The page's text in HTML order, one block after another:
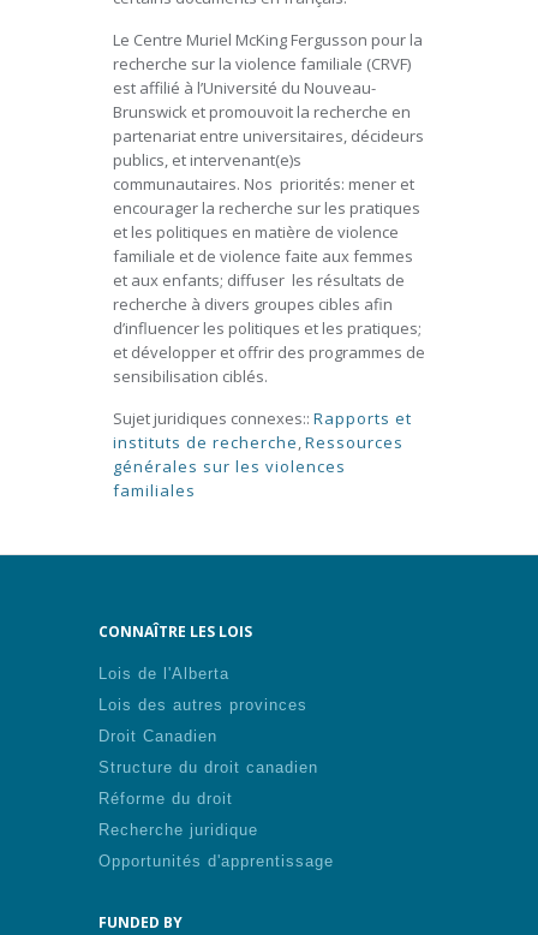
Le Centre Muriel McKing Fergusson pour la
recherche sur la violence familiale (CRVF)
est affilié à l’Université du Nouveau-
Brunswick et promouvoit la recherche en
partenariat entre universitaires, décideurs
publics, et intervenant(e)s
communautaires. Nos priorités: mener et
encourager la recherche sur les pratiques
et les politiques en matière de violence
familiale et de violence faite aux femmes
et aux enfants; diffuser les résultats de
recherche à divers groupes cibles afin
d’influencer les politiques et les pratiques;
et développer et offrir des programmes de
sensibilisation ciblés.
Sujet juridiques connexes:: Rapports et
instituts de recherche,Ressources
générales sur les violences
familiales
CONNAÎTRE LES LOIS
Lois de l'Alberta
Lois des autres provinces
Droit Canadien
Structure du droit canadien
Réforme du droit
Recherche juridique
Opportunités d'apprentissage
FUNDED BY